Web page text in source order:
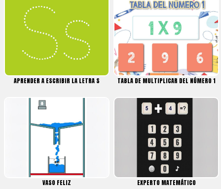
APRENDER A ESCRIBIR LA LETRA S TABLA DE MULTIPLICAR DEL NÚMERO 1
VASO FELIZ EXPERTO MATEMÁTICO